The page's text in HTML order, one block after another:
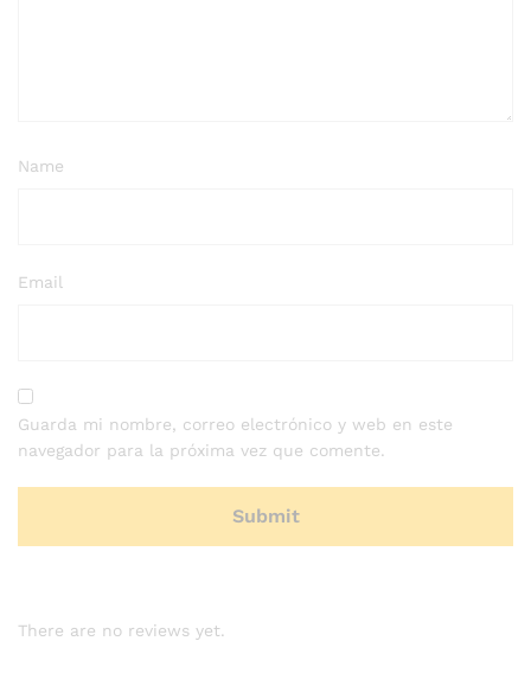
Name
Email
Guarda mi nombre, correo electrónico y web en este
navegador para la próxima vez que comente.
There are no reviews yet.